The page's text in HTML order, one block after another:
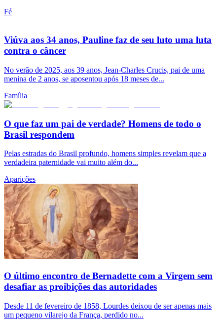
Fé
Viúva aos 34 anos, Pauline faz de seu luto uma luta
contra o câncer
No verão de 2025, aos 39 anos, Jean-Charles Crucis, pai de uma
menina de 2 anos, se aposentou após 18 meses de...
Família
O que faz um pai de verdade? Homens de todo o
Brasil respondem
Pelas estradas do Brasil profundo, homens simples revelam que a
verdadeira paternidade vai muito além do...
Aparições
O último encontro de Bernadette com a Virgem sem
desafiar as proibições das autoridades
Desde 11 de fevereiro de 1858, Lourdes deixou de ser apenas mais
um pequeno vilarejo da França, perdido no...